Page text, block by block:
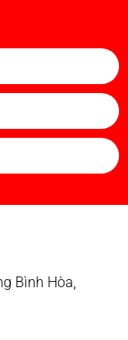
Bình Hòa,